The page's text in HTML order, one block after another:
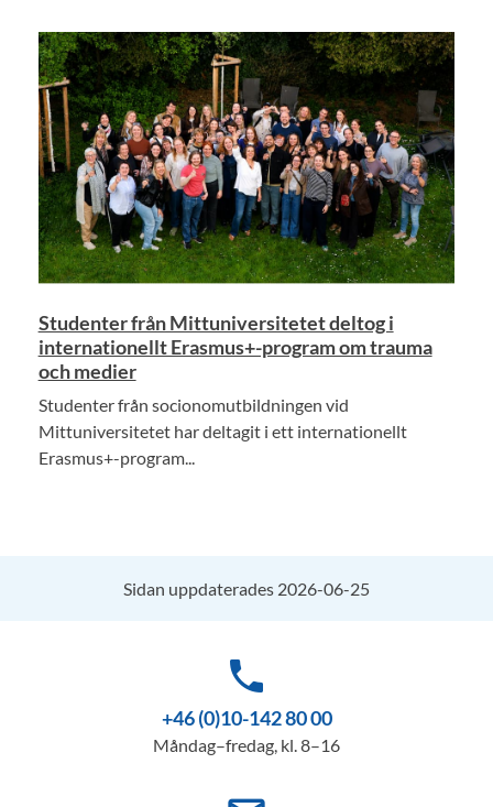
Studenter från Mittuniversitetet deltog i
internationellt Erasmus+-program om trauma
och medier
Studenter från socionomutbildningen vid
Mittuniversitetet har deltagit i ett internationellt
Erasmus+-program...
Sidan uppdaterades 2026-06-25
phone
+46 (0)10-142 80 00
Måndag–fredag, kl. 8–16